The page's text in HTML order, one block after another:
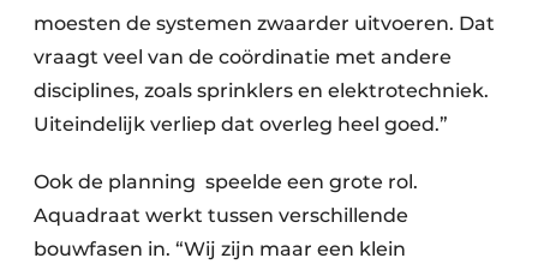
moesten de systemen zwaarder uitvoeren. Dat
vraagt veel van de coördinatie met andere
disciplines, zoals sprinklers en elektrotechniek.
Uiteindelijk verliep dat overleg heel goed.”
Ook de planning speelde een grote rol.
Aquadraat werkt tussen verschillende
bouwfasen in. “Wij zijn maar een klein